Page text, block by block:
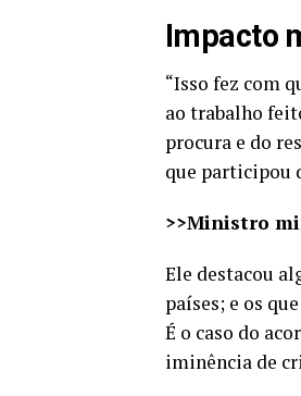
Impacto
“Isso fez com
ao trabalho
procura e do
que participou
>>Ministro
Ele destacou
países; e os
É o caso do
iminência de